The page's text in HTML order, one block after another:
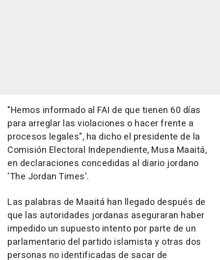
"Hemos informado al FAI de que tienen 60 días
para arreglar las violaciones o hacer frente a
procesos legales", ha dicho el presidente de la
Comisión Electoral Independiente, Musa Maaitá,
en declaraciones concedidas al diario jordano
'The Jordan Times'.
Las palabras de Maaitá han llegado después de
que las autoridades jordanas aseguraran haber
impedido un supuesto intento por parte de un
parlamentario del partido islamista y otras dos
personas no identificadas de sacar de